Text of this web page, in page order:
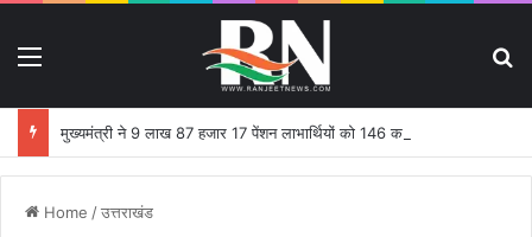
Home /उत्तराखंड